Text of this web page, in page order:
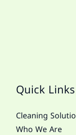
Quick Links
Cleaning
Who We Are